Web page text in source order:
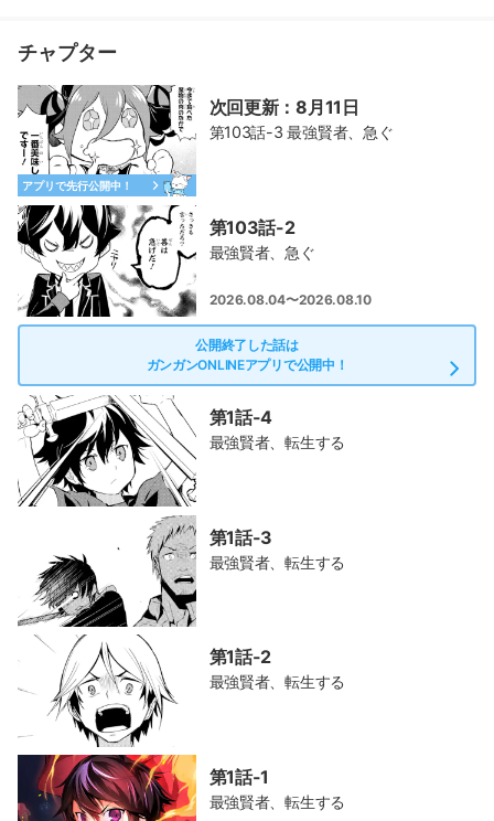
チャプター
アプリで先行公開中！
次回更新：8月11日
第103話-3 最強賢者、急ぐ
第103話-2
最強賢者、急ぐ
2026.08.04〜2026.08.10
公開終了した話は
ガンガンONLINEアプリで公開中！
第1話-4
最強賢者、転生する
第1話-3
最強賢者、転生する
第1話-2
最強賢者、転生する
第1話-1
最強賢者、転生する